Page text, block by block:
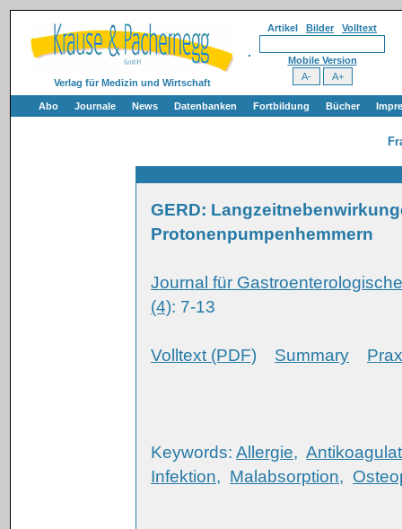
Verlag für Medizin und Wirtschaft
Artikel Bilder Volltext
Mobile Version
Abo Journale News Datenbanken Fortbildung Bücher
GERD:
Protonenpumpenhemmern
Journal für
(4): 7-13
Volltext (PDF) Summary
Keywords: Allergie,
Infektion, Malabsorption,